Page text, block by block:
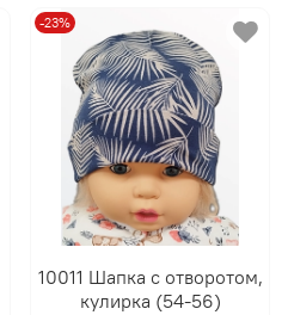
-23%
10011 Шапка с отворотом,
кулирка (54-56)